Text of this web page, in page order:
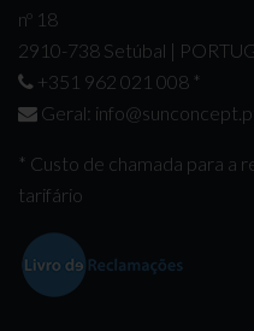
nº 18
2910-738 Setúbal |
+351 962 021 008 *
Geral:
* Custo de chamada para a
tarifário